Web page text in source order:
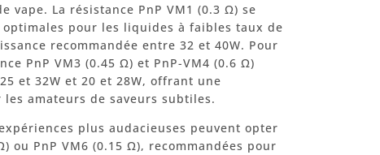
vape. La résistance PnP VM1 (0.3 Ω) se
pour les liquides à faibles taux de
recommandée entre 32 et 40W. Pour
PnP VM3 (0.45 Ω) et PnP-VM4 (0.6 Ω)
et 32W et 20 et 28W, offrant une
amateurs de saveurs subtiles.
plus audacieuses peuvent opter
ou PnP VM6 (0.15 Ω), recommandées pour